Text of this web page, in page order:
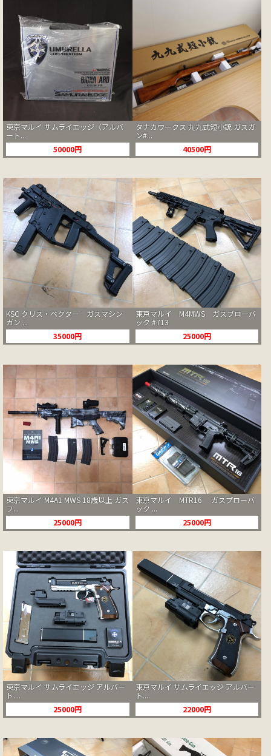
東京マルイ サムライエッジ〈アルバ
ート...
50000円
タナカワークス 九九式短小銃 ガスガ
ン#...
40500円
KSC クリス・ベクター ガスマシン
ガン ...
35000円
東京マルイ M4MWS ガスブローバ
ック #713
25000円
東京マルイ M4A1 MWS 18歳以上 ガス
フ...
25000円
東京マルイ MTR16 ガスプローバ
ック ...
25000円
東京マルイ サムライエッジ アルバー
ト....
25000円
東京マルイ サムライエッジ アルバー
ト....
22000円